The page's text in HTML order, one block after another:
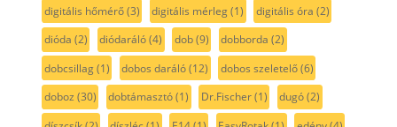
digitális hőmérő(3) digitális mérleg(1) digitális óra (2)
dióda (2) diódaráló(4) dob(9) dobborda (2)
dobcsillag(1) dobos daráló(12) dobos szeletelő(6)
doboz (30) dobtámasztó(1) Dr.Fischer(1) dugó(2)